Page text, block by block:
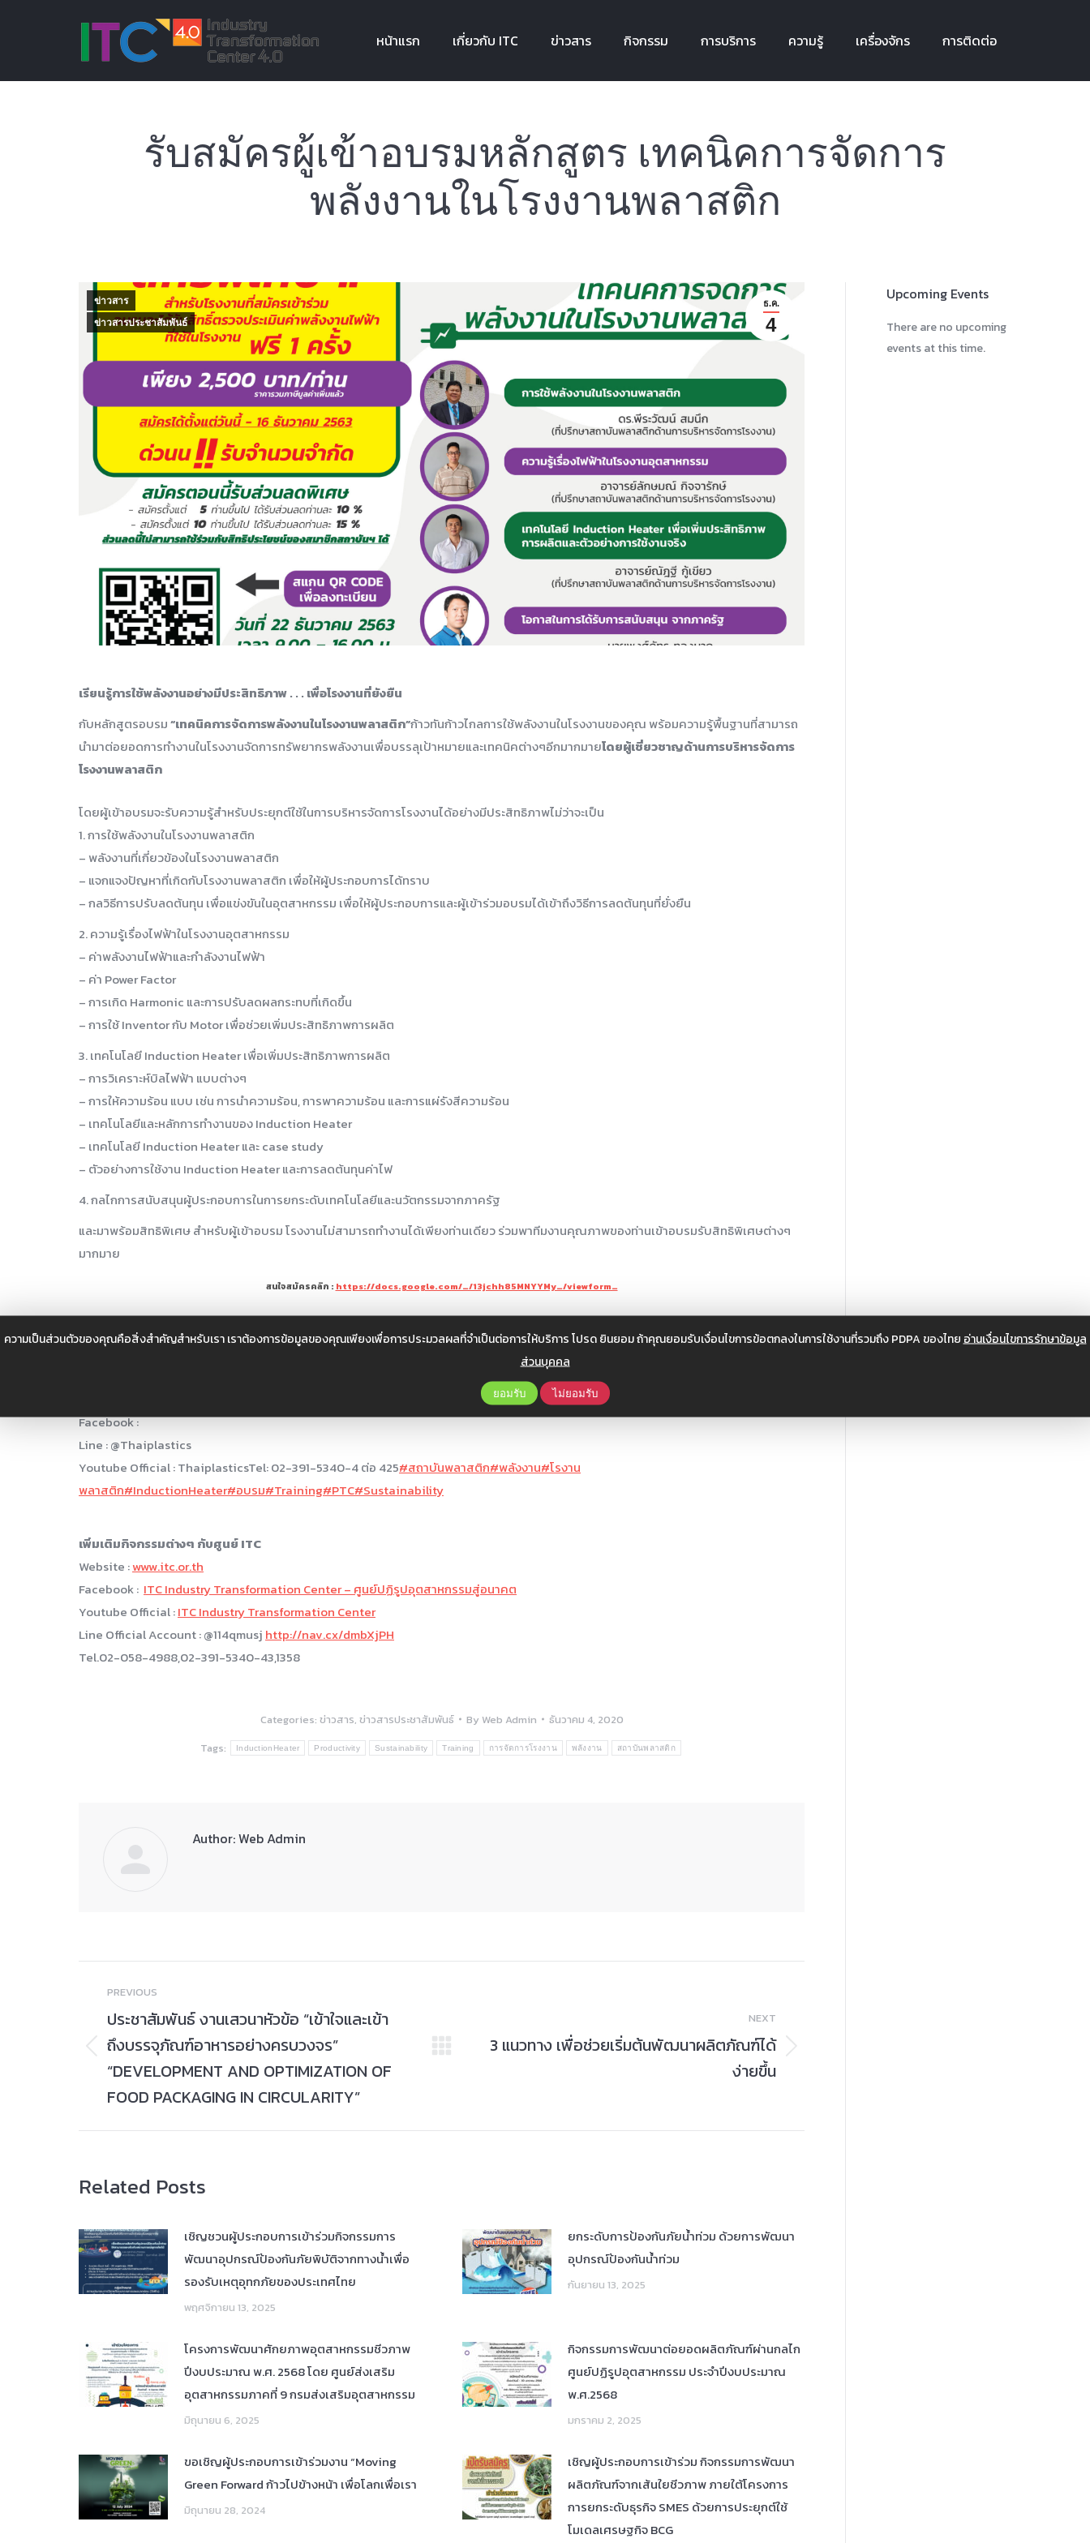
ความเป็นส่วนตัวของคุณคือสิ่งสำคัญสำหรับเรา เราต้องการข้อมูลของคุณเพียงเพื่อการประมวลผลที่จำเป็นต่อการให้บริการ โปรด ยินยอม ถ้าคุณยอมรับเงื่อนไขการข้อตกลงในการใช้งานที่รวมถึง PDPA ของไทยอ่านเงื่อนไขการรักษาข้อมูล
ส่วนบุคคล
ยอมรับ ไม่ยอมรับ
หน้าแรก เกี่ยวกับ ITC ข่าวสาร กิจกรรม การบริการ ความรู้ เครื่องจักร การติดต่อ
รับสมัครผู้เข้าอบรมหลักสูตร เทคนิคการจัดการ
พลังงานในโรงงานพลาสติก
ธ.ค.
4
ข่าวสาร
ข่าวสารประชาสัมพันธ์
เรียนรู้การใช้พลังงานอย่างมีประสิทธิภาพ . . . เพื่อโรงงานที่ยังยืน
กับหลักสูตรอบรม“เทคนิคการจัดการพลังงานในโรงงานพลาสติก”ก้าวทันก้าวไกลการใช้พลังงานในโรงงานของคุณ พร้อมความรู้พื้นฐานที่สามารถ
นำมาต่อยอดการทำงานในโรงงานจัดการทรัพยากรพลังงานเพื่อบรรลุเป้าหมายและเทคนิคต่างๆอีกมากมายโดยผู้เชี่ยวชาญด้านการบริหารจัดการ
โรงงานพลาสติก
โดยผู้เข้าอบรมจะรับความรู้สำหรับประยุกต์ใช้ในการบริหารจัดการโรงงานได้อย่างมีประสิทธิภาพไม่ว่าจะเป็น
1. การใช้พลังงานในโรงงานพลาสติก
– พลังงานที่เกี่ยวข้องในโรงงานพลาสติก
– แจกแจงปัญหาที่เกิดกับโรงงานพลาสติก เพื่อให้ผู้ประกอบการได้ทราบ
– กลวิธีการปรับลดต้นทุน เพื่อแข่งขันในอุตสาหกรรม เพื่อให้ผู้ประกอบการและผู้เข้าร่วมอบรมได้เข้าถึงวิธีการลดต้นทุนที่ยั่งยืน
2. ความรู้เรื่องไฟฟ้าในโรงงานอุตสาหกรรม
– ค่าพลังงานไฟฟ้าและกำลังงานไฟฟ้า
– ค่า Power Factor
– การเกิด Harmonic และการปรับลดผลกระทบที่เกิดขึ้น
– การใช้ Inventor กับ Motor เพื่อช่วยเพิ่มประสิทธิภาพการผลิต
3. เทคโนโลยี Induction Heater เพื่อเพิ่มประสิทธิภาพการผลิต
– การวิเคราะห์บิลไฟฟ้า แบบต่างๆ
– การให้ความร้อน แบบ เช่น การนำความร้อน, การพาความร้อน และการแผ่รังสีความร้อน
– เทคโนโลยีและหลักการทำงานของ Induction Heater
– เทคโนโลยี Induction Heater และ case study
– ตัวอย่างการใช้งาน Induction Heater และการลดต้นทุนค่าไฟ
4. กลไกการสนับสนุนผู้ประกอบการในการยกระดับเทคโนโลยีและนวัตกรรมจากภาครัฐ
และมาพร้อมสิทธิพิเศษ สำหรับผู้เข้าอบรม โรงงานไม่สามารถทำงานได้เพียงท่านเดียว ร่วมพาทีมงานคุณภาพของท่านเข้าอบรมรับสิทธิพิเศษต่างๆ
มากมาย
สนใจสมัครคลิก : https://docs.google.com/…/13jchh85MNYYMy…/viewform…
สนใจสมัครคลิก :https://docs.google.com/…/13jchh85MNYYMy…/viewform…
สอบถามข้อมูลด้านความรู้พัฒนาบุคลากรได้ที่ :
Facebook :
Line : @Thaiplastics
Youtube Official : ThaiplasticsTel: 02-391-5340-4 ต่อ 425#สถาบันพลาสติก#พลังงาน#โรงาน
พลาสติก#InductionHeater#อบรม#Training#PTC#Sustainability
เพิ่มเติมกิจกรรมต่างๆ กับศูนย์ ITC
Website :www.itc.or.th
Facebook : ITC Industry Transformation Center – ศูนย์ปฏิรูปอุตสาหกรรมสู่อนาคต
Youtube Official :ITC Industry Transformation Center
Line Official Account : @114qmusj http://nav.cx/dmbXjPH
Tel.02-058-4988,02-391-5340-43,1358
Categories: ข่าวสาร, ข่าวสารประชาสัมพันธ์ By Web Admin
ธันวาคม 4, 2020
Tags:
InductionHeater Productivity Sustainability Training การจัดการโรงงาน พลังงาน สถาบันพลาสติก
Author:Web Admin
Post
navigation
PREVIOUS
Previous
post:
ประชาสัมพันธ์ งานเสวนาหัวข้อ “เข้าใจและเข้า
ถึงบรรจุภัณฑ์อาหารอย่างครบวงจร”
“DEVELOPMENT AND OPTIMIZATION OF
FOOD PACKAGING IN CIRCULARITY”
NEXT
Next
3 แนวทาง เพื่อช่วยเริ่มต้นพัฒนาผลิตภัณฑ์ได้
ง่ายขึ้น
Related Posts
เชิญชวนผู้ประกอบการเข้าร่วมกิจกรรมการ
พัฒนาอุปกรณ์ป้องกันภัยพิบัติจากทางน้ำเพื่อ
รองรับเหตุอุทกภัยของประเทศไทย
พฤศจิกายน 13, 2025
ยกระดับการป้องกันภัยน้ำท่วม ด้วยการพัฒนา
อุปกรณ์ป้องกันน้ำท่วม
กันยายน 13, 2025
โครงการพัฒนาศักยภาพอุตสาหกรรมชีวภาพ
ปีงบประมาณ พ.ศ. 2568 โดย ศูนย์ส่งเสริม
อุตสาหกรรมภาคที่ 9 กรมส่งเสริมอุตสาหกรรม
มิถุนายน 6, 2025
กิจกรรมการพัฒนาต่อยอดผลิตภัณฑ์ผ่านกลไก
ศูนย์ปฏิรูปอุตสาหกรรม ประจำปีงบประมาณ
พ.ศ.2568
มกราคม 2, 2025
ขอเชิญผู้ประกอบการเข้าร่วมงาน “Moving
Green Forward ก้าวไปข้างหน้า เพื่อโลกเพื่อเรา
มิถุนายน 28, 2024
เชิญผู้ประกอบการเข้าร่วม กิจกรรมการพัฒนา
ผลิตภัณฑ์จากเส้นใยชีวภาพ ภายใต้โครงการ
การยกระดับธุรกิจ SMES ด้วยการประยุกต์ใช้
โมเดลเศรษฐกิจ BCG
Upcoming Events
There are no upcoming
events at this time.
เกี่ยวกับ ITC เครื่องจักร